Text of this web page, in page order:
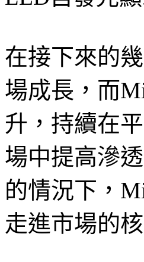
在接下來的
場成長，而
升，持續在
場中提高滲
的情況下，
走進市場的